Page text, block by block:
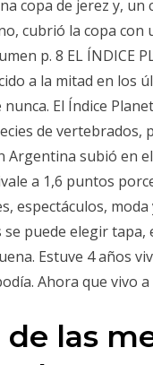
copa de jerez y,
cubrió la copa con
p. 8 EL ÍNDICE
a la mitad en los
El Índice
de
Argentina subió en
a 1,6 puntos
espectáculos,
puede elegir
Estuve 4 años
Ahora que vivo
las